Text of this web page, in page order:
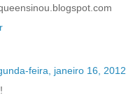
feira, janeiro 16, 2012